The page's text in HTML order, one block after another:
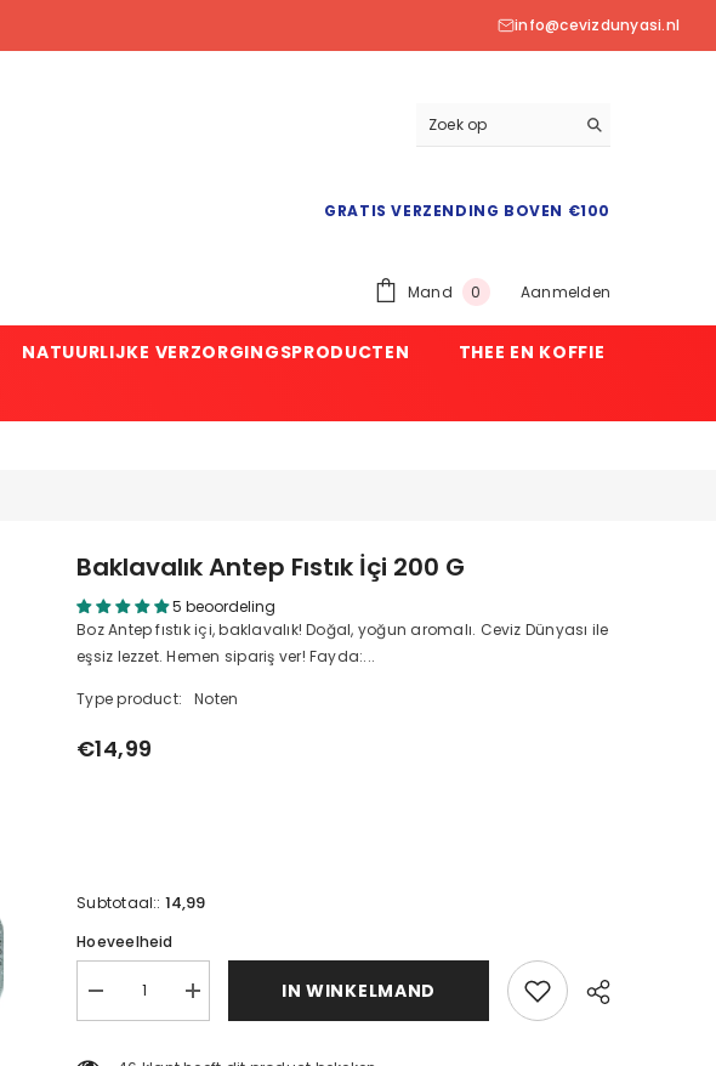
info@cevizdunyasi.nl
GRATIS VERZENDING BOVEN €100
Mand 0 0
Aanmelden
NATUURLIJKE VERZORGINGSPRODUCTEN
THEE EN KOFFIE
Baklavalık Antep Fıstık İçi 200 G
5 beoordeling
Boz Antep fıstık içi, baklavalık! Doğal, yoğun aromalı. Ceviz Dünyası ile
eşsiz lezzet. Hemen sipariş ver! Fayda:...
Type product: Noten
€14,99
Subtotaal:: 14,99
Hoeveelheid
Baklavalık
Antep
Baklavalık
Antep
IN WINKELMAND